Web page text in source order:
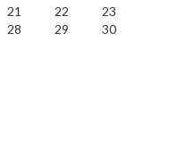
21 22
23
28 29
30